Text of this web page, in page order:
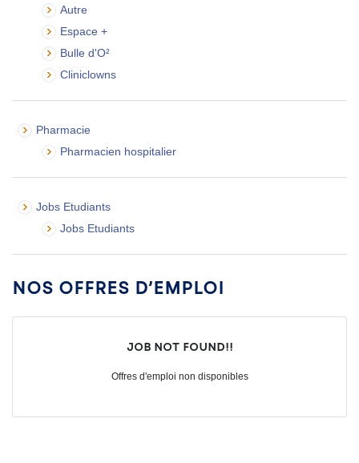
Autre
Espace +
Bulle d'O²
Cliniclowns
Pharmacie
Pharmacien hospitalier
Jobs Etudiants
Jobs Etudiants
Nos offres d’emploi
Job not found!!
Offres d'emploi non disponibles